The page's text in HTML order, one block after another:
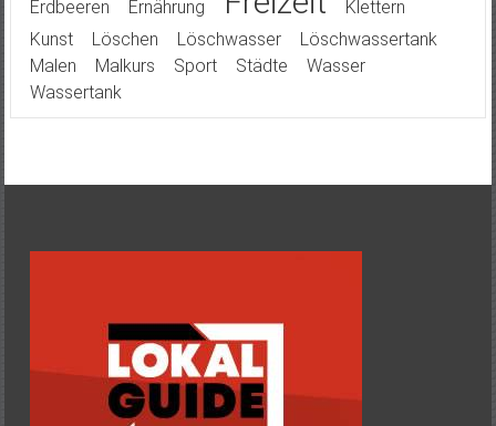
Erdbeeren Ernährung
Klettern
Kunst
Löschen Löschwasser
Löschwassertank
Malen
Malkurs Sport Städte
Wasser
Wassertank